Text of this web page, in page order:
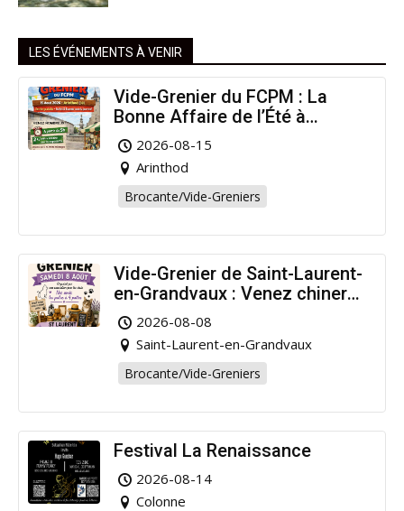
LES ÉVÉNEMENTS À VENIR
Vide-Grenier du FCPM : La
Bonne Affaire de l’Été à
Arinthod !
2026-08-15
Arinthod
Brocante/Vide-Greniers
Vide-Grenier de Saint-Laurent-
en-Grandvaux : Venez chiner
pour la bonne cause !
2026-08-08
Saint-Laurent-en-Grandvaux
Brocante/Vide-Greniers
Festival La Renaissance
2026-08-14
Colonne